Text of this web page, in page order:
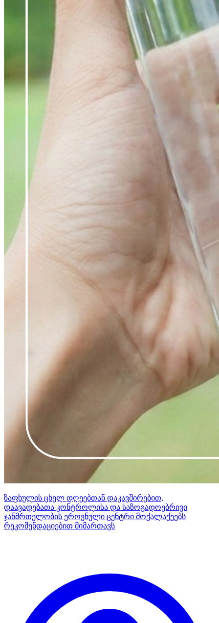
ზაფხულის ცხელ დღეებთან დაკავშირებით,
დაავადებათა კონტროლისა და საზოგადოებრივი
ჯანმრთელობის ეროვნული ცენტრი მოქალაქეებს
რეკომენდაციებით მიმართავს